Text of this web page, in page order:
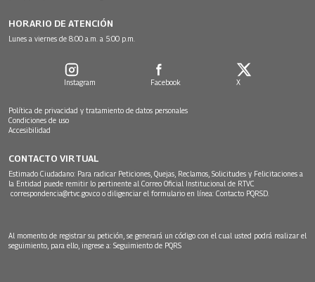
HORARIO DE ATENCIÓN
Lunes a viernes de 8:00 a.m. a 5:00 p.m.
Instagram Facebook X
Política de privacidad y tratamiento de datos personales
Condiciones de uso
Accesibilidad
CONTACTO VIRTUAL
Estimado Ciudadano: Para radicar Peticiones, Quejas, Reclamos, Solicitudes y Felicitaciones a
la Entidad puede remitir lo pertinente al Correo Oficial Institucional de RTVC
correspondencia@rtvc.gov.co o diligenciar el formulario en línea: Contacto PQRSD.
Al momento de registrar su petición, se generará un código con el cual usted podrá realizar el
seguimiento, para ello, ingrese a: Seguimiento de PQRS